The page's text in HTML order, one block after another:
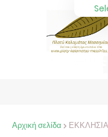
Αρχική σελίδα